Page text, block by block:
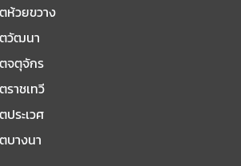
ห้วยขวาง
ตวัฒนา
จตุจักร
ราชเทวี
ประเวศ
บางนา